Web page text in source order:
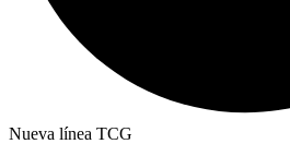
Nueva línea TCG